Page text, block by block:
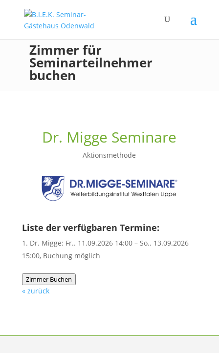
Zimmer für
Seminarteilnehmer
buchen
Dr. Migge Seminare
Aktionsmethode
Liste der verfügbaren Termine:
Dr. Migge: Fr.. 11.09.2026 14:00 – So.. 13.09.2026
15:00, Buchung möglich
Zimmer Buchen
« zurück